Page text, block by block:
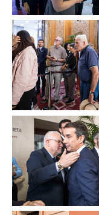
Sin leyenda
Sin leyenda